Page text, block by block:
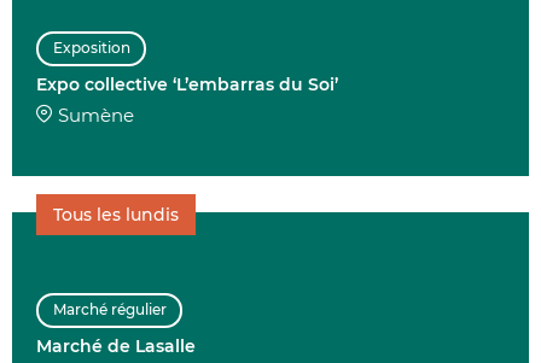
Exposition
Expo collective ‘L’embarras du Soi’
Sumène
Marché régulier
Marché de Lasalle
Tous les lundis